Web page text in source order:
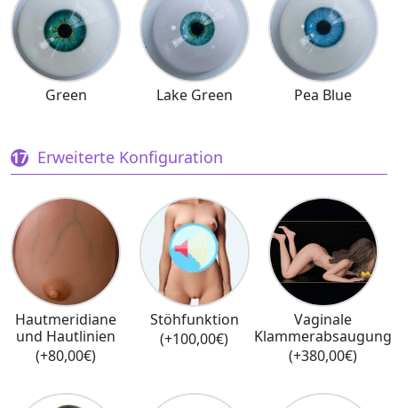
Green Lake Green Pea Blue
Erweiterte Konfiguration
Hautmeridiane
und Hautlinien
(+80,00€)
Stöhfunktion
(+100,00€)
Vaginale
Klammerabsaugung
(+380,00€)